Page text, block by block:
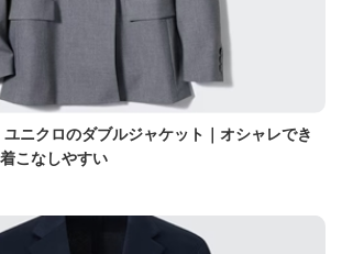
ユニクロのダブルジャケット｜オシャレでき
こなしやすい